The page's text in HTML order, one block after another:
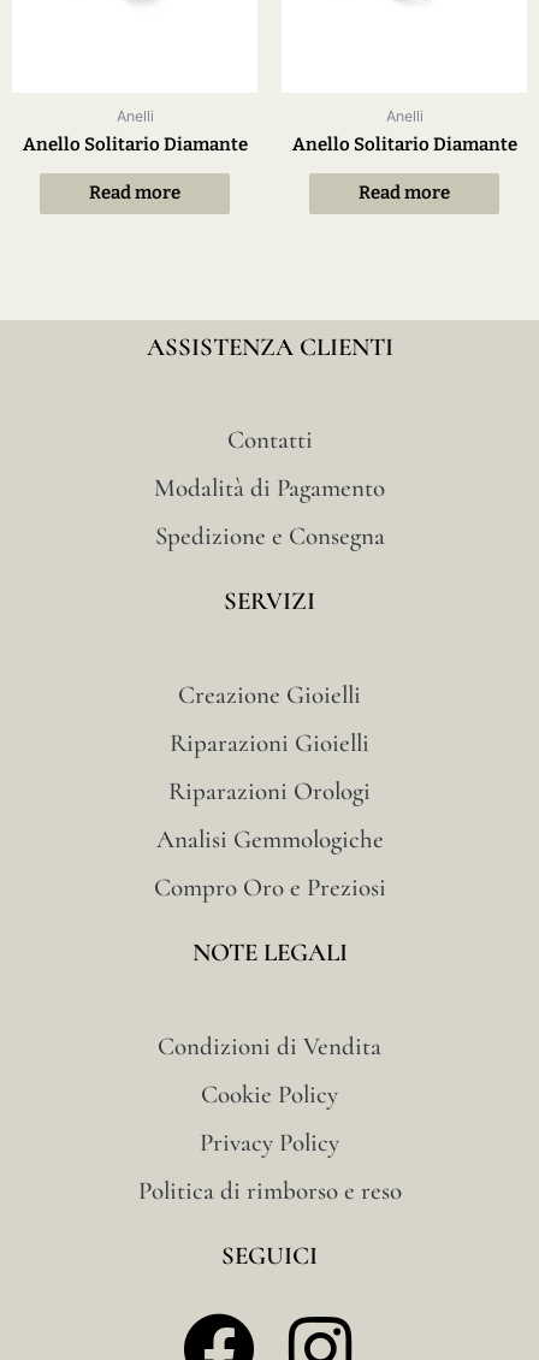
Anelli
Anello Solitario Diamante
Read more
Anelli
Anello Solitario Diamante
Read more
ASSISTENZA CLIENTI
Contatti
Modalità di Pagamento
Spedizione e Consegna
SERVIZI
Creazione Gioielli
Riparazioni Gioielli
Riparazioni Orologi
Analisi Gemmologiche
Compro Oro e Preziosi
NOTE LEGALI
Condizioni di Vendita
Cookie Policy
Privacy Policy
Politica di rimborso e reso
SEGUICI